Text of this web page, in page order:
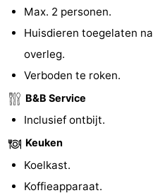
Wandelen
Golfbanen
-
Delta-
en
Eten
en
Evenementen
Max. 2 personen.
Huisdieren toegelaten na
overleg.
Verboden te roken.
B&B Service
Inclusief ontbijt.
Keuken
Koelkast.
Koffieapparaat.